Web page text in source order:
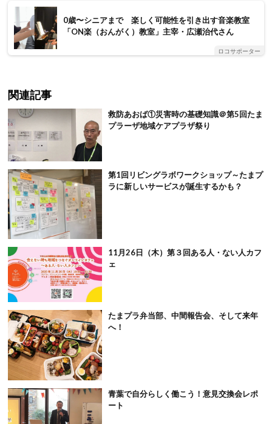
0歳〜シニアまで 楽しく可能性を引き出す音楽教室
「ON楽（おんがく）教室」主宰・広瀬治代さん
ロコサポーター
関連記事
救防あおば①災害時の基礎知識＠第5回たま
プラーザ地域ケアプラザ祭り
第1回リビングラボワークショップ～たまプ
ラに新しいサービスが誕生するかも？
11月26日（木）第３回ある人・ない人カフ
ェ
たまプラ弁当部、中間報告会、そして来年
へ！
青葉で自分らしく働こう！意見交換会レポ
ート